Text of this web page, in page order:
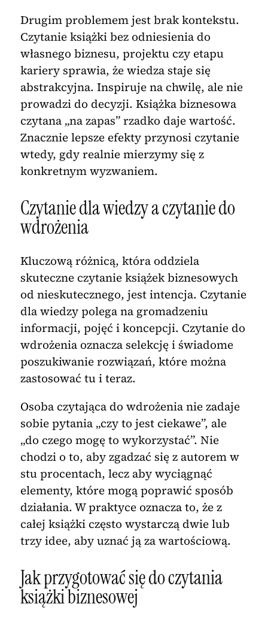
Drugim problemem jest brak kontekstu.
Czytanie książki bez odniesienia do
własnego biznesu, projektu czy etapu
kariery sprawia, że wiedza staje się
abstrakcyjna. Inspiruje na chwilę, ale nie
prowadzi do decyzji. Książka biznesowa
czytana „na zapas” rzadko daje wartość.
Znacznie lepsze efekty przynosi czytanie
wtedy, gdy realnie mierzymy się z
konkretnym wyzwaniem.
Czytanie dla wiedzy a czytanie do
wdrożenia
Kluczową różnicą, która oddziela
skuteczne czytanie książek biznesowych
od nieskutecznego, jest intencja. Czytanie
dla wiedzy polega na gromadzeniu
informacji, pojęć i koncepcji. Czytanie do
wdrożenia oznacza selekcję i świadome
poszukiwanie rozwiązań, które można
zastosować tu i teraz.
Osoba czytająca do wdrożenia nie zadaje
sobie pytania „czy to jest ciekawe”, ale
„do czego mogę to wykorzystać”. Nie
chodzi o to, aby zgadzać się z autorem w
stu procentach, lecz aby wyciągnąć
elementy, które mogą poprawić sposób
działania. W praktyce oznacza to, że z
całej książki często wystarczą dwie lub
trzy idee, aby uznać ją za wartościową.
Jak przygotować się do czytania
książki biznesowej